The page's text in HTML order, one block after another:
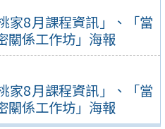
家8月課程資訊」、「當
關係工作坊」海報
家8月課程資訊」、「當
關係工作坊」海報